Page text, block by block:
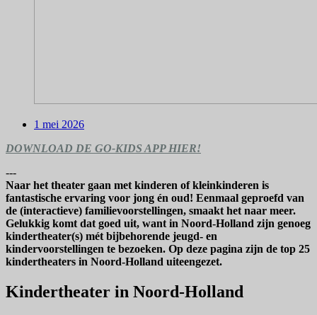
1 mei 2026
DOWNLOAD DE GO-KIDS APP HIER!
---
Naar het theater gaan met kinderen of kleinkinderen is
fantastische ervaring voor jong én oud! Eenmaal geproefd van
de (interactieve) familievoorstellingen, smaakt het naar meer.
Gelukkig komt dat goed uit, want in Noord-Holland zijn genoeg
kindertheater(s) mét bijbehorende jeugd- en
kindervoorstellingen te bezoeken. Op deze pagina zijn de top 25
kindertheaters in Noord-Holland uiteengezet.
Kindertheater in Noord-Holland